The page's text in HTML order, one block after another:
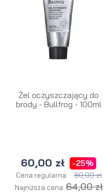
Żel oczyszczający do
brody - Bullfrog - 100ml
60,00 zł -25%
Cena regularna: 80,00 zł
Najniższa cena:64,00 zł